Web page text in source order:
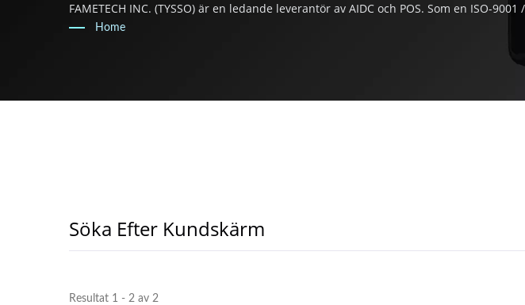
FAMETECH INC. (TYSSO) är en ledande leverantör av AIDC och POS. Som en
och utveckling, och hela teamet är engagerat i att vara i framkant av Auto-ID och POS-
Home
Söka Efter Kundskärm
Resultat 1 - 2 av 2